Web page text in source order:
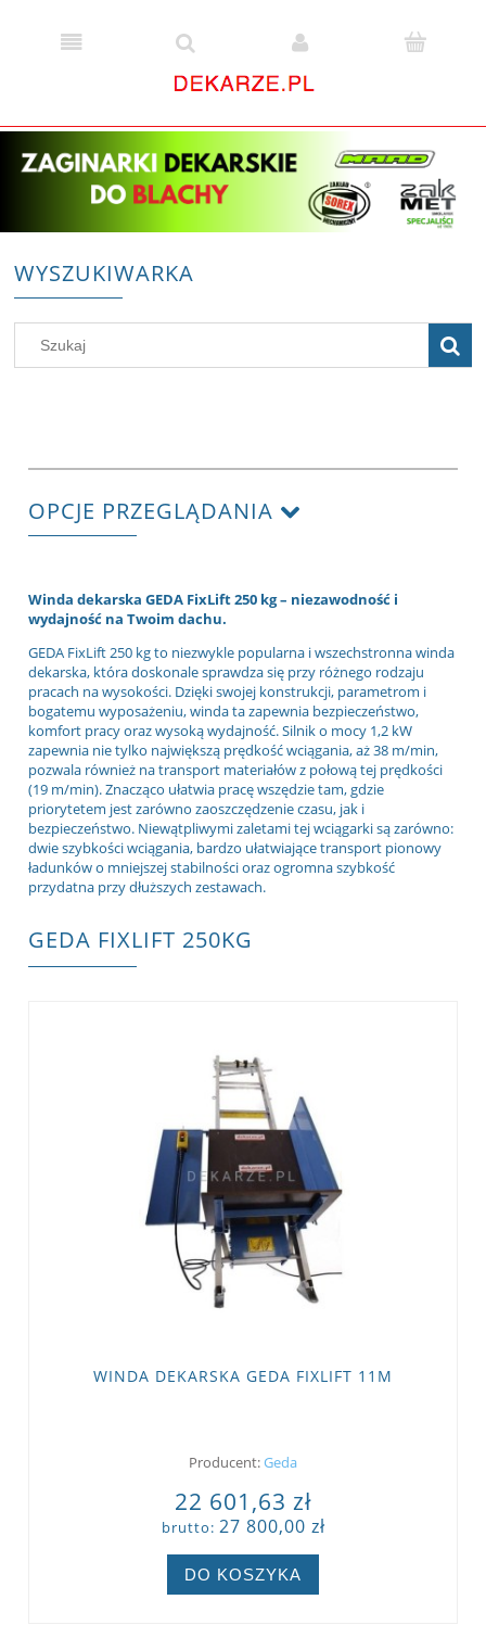
WYSZUKIWARKA
OPCJE PRZEGLĄDANIA
Winda dekarska GEDA FixLift 250 kg – niezawodność i
wydajność na Twoim dachu.
GEDA FixLift 250 kg to niezwykle popularna i wszechstronna winda
dekarska, która doskonale sprawdza się przy różnego rodzaju
pracach na wysokości. Dzięki swojej konstrukcji, parametrom i
bogatemu wyposażeniu, winda ta zapewnia bezpieczeństwo,
komfort pracy oraz wysoką wydajność. Silnik o mocy 1,2 kW
zapewnia nie tylko największą prędkość wciągania, aż 38 m/min,
pozwala również na transport materiałów z połową tej prędkości
(19 m/min). Znacząco ułatwia pracę wszędzie tam, gdzie
priorytetem jest zarówno zaoszczędzenie czasu, jak i
bezpieczeństwo. Niewątpliwymi zaletami tej wciągarki są zarówno:
dwie szybkości wciągania, bardzo ułatwiające transport pionowy
ładunków o mniejszej stabilności oraz ogromna szybkość
przydatna przy dłuższych zestawach.
GEDA FIXLIFT 250KG
WINDA DEKARSKA GEDA FIXLIFT 11M
Producent:Geda
22 601,63 zł
brutto: 27 800,00 zł
DO KOSZYKA